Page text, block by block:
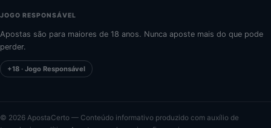
JOGO RESPONSÁVEL
Apostas são para maiores de 18 anos. Nunca aposte mais do que pode
perder.
+18 · Jogo Responsável
© 2026 ApostaCerto — Conteúdo informativo produzido com auxílio de